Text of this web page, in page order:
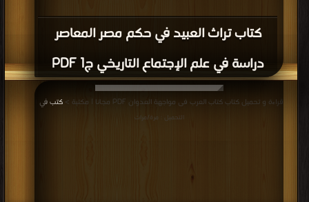
كتاب تراث العبيد في حكم مصر المعاصر
دراسة في علم الإجتماع التاريخي ج1 PDF
قراءة و تحميل كتاب كتاب العرب فى مواجهة العدوان PDF مجانا | مكتبة >
|
التحميل : مرة/مرات